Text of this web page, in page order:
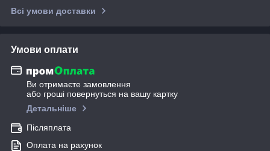
Всі умови доставки
Умови оплати
Ви отримаєте замовлення
або гроші повернуться на вашу картку
Детальніше
Післяплата
Оплата на рахунок